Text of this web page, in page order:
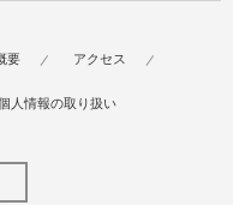
要 アクセス
人情報の取り扱い